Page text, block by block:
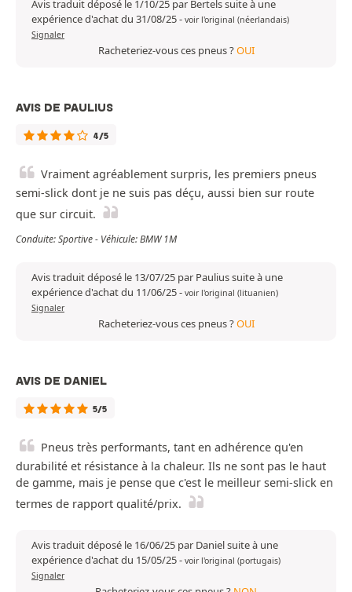
Avis traduit déposé le 1/10/25 par Bertels suite à une
expérience d'achat du 31/08/25- voir l'original (néerlandais)
Signaler
Racheteriez-vous ces pneus ?OUI
AVIS DE PAULIUS
4/5
Vraiment agréablement surpris, les premiers pneus
semi-slick dont je ne suis pas déçu, aussi bien sur route
que sur circuit.
Conduite: Sportive - Véhicule: BMW 1M
Avis traduit déposé le 13/07/25 par Paulius suite à une
expérience d'achat du 11/06/25- voir l'original (lituanien)
Signaler
Racheteriez-vous ces pneus ?OUI
AVIS DE DANIEL
5/5
Pneus très performants, tant en adhérence qu'en
durabilité et résistance à la chaleur. Ils ne sont pas le haut
de gamme, mais je pense que c'est le meilleur semi-slick en
termes de rapport qualité/prix.
Avis traduit déposé le 16/06/25 par Daniel suite à une
expérience d'achat du 15/05/25- voir l'original (portugais)
Signaler